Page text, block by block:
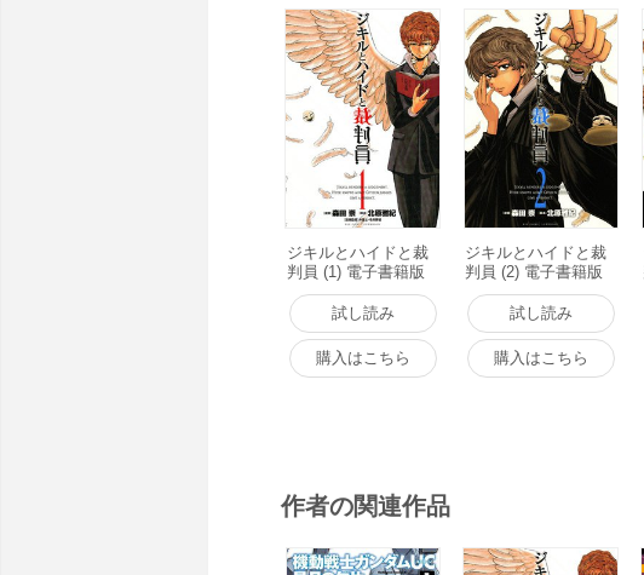
ジキルとハイドと裁
判員 (1) 電子書籍版
試し読み
購入はこちら
ジキルとハイドと裁
判員 (2) 電子書籍版
試し読み
購入はこちら
作者の関連作品